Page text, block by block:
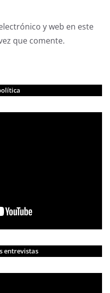
y web en este
que comente.
entrevistas